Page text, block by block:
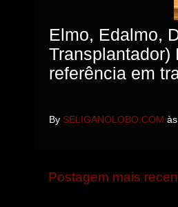
Elmo, Edalmo,
Transplantador)
referência em
By SELIGANOLOBO.COM às
Postagem mais